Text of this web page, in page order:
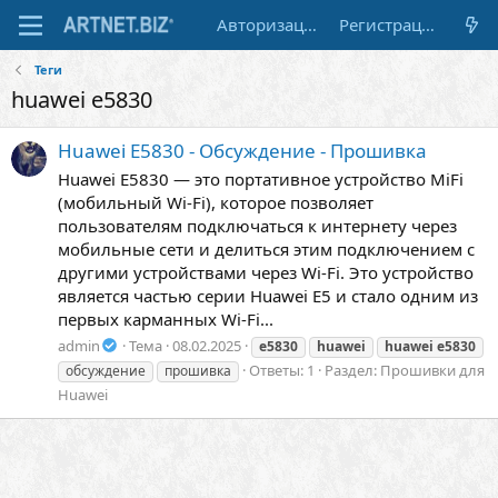
Авторизация Регистрация
Теги
huawei e5830
Huawei E5830 - Обсуждение - Прошивка
Huawei E5830 — это портативное устройство MiFi
(мобильный Wi-Fi), которое позволяет
пользователям подключаться к интернету через
мобильные сети и делиться этим подключением с
другими устройствами через Wi-Fi. Это устройство
является частью серии Huawei E5 и стало одним из
первых карманных Wi-Fi...
admin Тема 08.02.2025 e5830 huawei huawei e5830
обсуждение
прошивка Ответы: 1 Раздел: Прошивки для
Huawei